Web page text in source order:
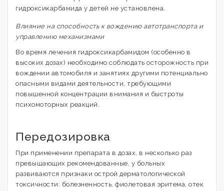
гидроксикарбамида у детей не установлена.
Влияние на способность к вождению автотранспорта и
управлению механизмами
Во время лечения гидроксикарбамидом (особенно в
высоких дозах) необходимо соблюдать осторожность при
вождении автомобиля и занятиях другими потенциально
опасными видами деятельности, требующими
повышенной концентрации внимания и быстроты
психомоторных реакций.
Передозировка
При применении препарата в дозах, в несколько раз
превышающих рекомендованные, у больных
развиваются признаки острой дерматологической
токсичности: болезненность, фиолетовая эритема, отек